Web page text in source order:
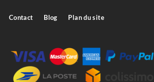
Contact Blog Plan du site